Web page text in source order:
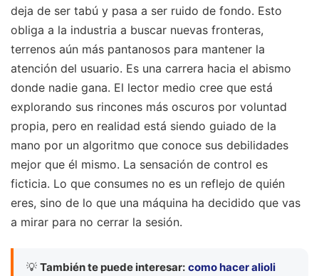
deja de ser tabú y pasa a ser ruido de fondo. Esto
obliga a la industria a buscar nuevas fronteras,
terrenos aún más pantanosos para mantener la
atención del usuario. Es una carrera hacia el abismo
donde nadie gana. El lector medio cree que está
explorando sus rincones más oscuros por voluntad
propia, pero en realidad está siendo guiado de la
mano por un algoritmo que conoce sus debilidades
mejor que él mismo. La sensación de control es
ficticia. Lo que consumes no es un reflejo de quién
eres, sino de lo que una máquina ha decidido que vas
a mirar para no cerrar la sesión.
💡 También te puede interesar: como hacer alioli